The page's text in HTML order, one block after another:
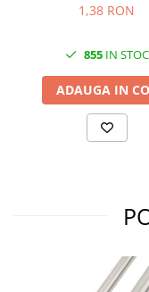
interior / lungime
1,38 RON
855IN STOC
ADAUGA IN